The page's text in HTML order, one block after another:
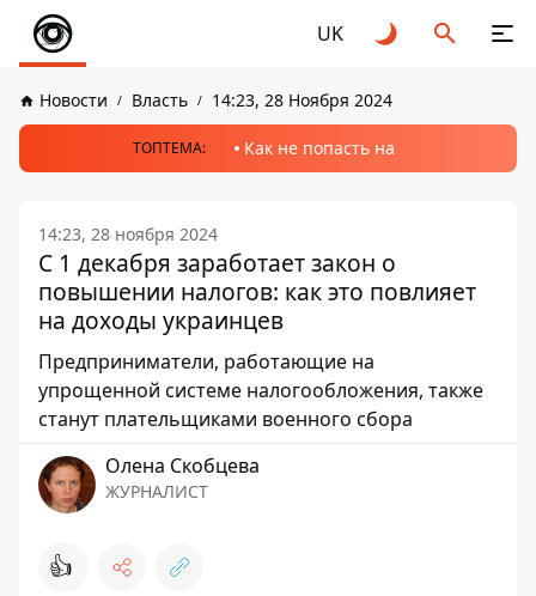
UK
Новости Власть 14:23, 28 Ноября 2024
ТОПТЕМА: Как не попасть на
14:23, 28 ноября 2024
С 1 декабря заработает закон о
повышении налогов: как это повлияет
на доходы украинцев
Предприниматели, работающие на
упрощенной системе налогообложения, также
станут плательщиками военного сбора
Олена Скобцева
ЖУРНАЛИСТ
👍